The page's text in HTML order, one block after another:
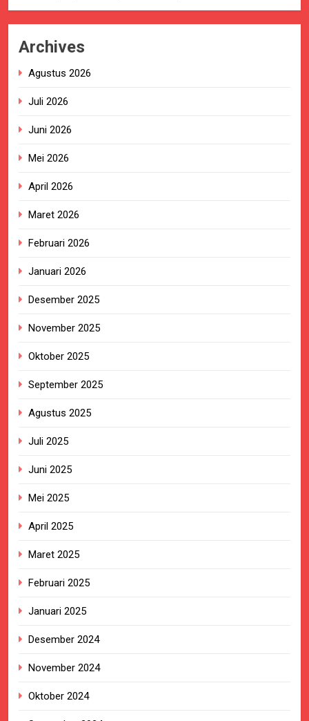
Archives
Agustus 2026
Juli 2026
Juni 2026
Mei 2026
April 2026
Maret 2026
Februari 2026
Januari 2026
Desember 2025
November 2025
Oktober 2025
September 2025
Agustus 2025
Juli 2025
Juni 2025
Mei 2025
April 2025
Maret 2025
Februari 2025
Januari 2025
Desember 2024
November 2024
Oktober 2024